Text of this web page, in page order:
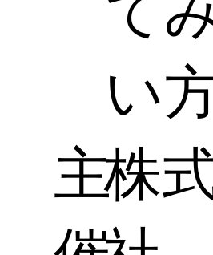
主
い
株